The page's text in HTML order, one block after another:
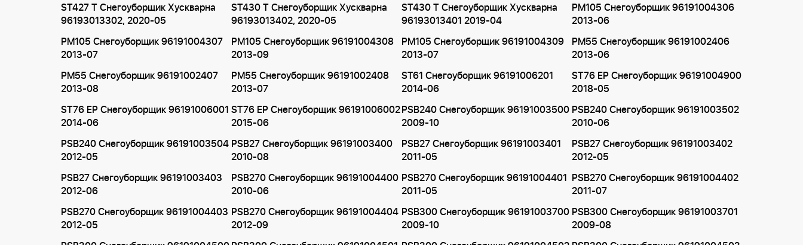
ST427 T Снегоуборщик Хускварна
96193013302, 2020-05
ST430 T Снегоуборщик Хускварна
96193013402, 2020-05
ST430 T Снегоуборщик Хускварна
96193013401 2019-04
PM105 Снегоуборщик 96191004306
2013-06
PM105 Снегоуборщик 96191004307
2013-07
PM105 Снегоуборщик 96191004308
2013-09
PM105 Снегоуборщик 96191004309
2013-07
PM55 Снегоуборщик 96191002406
2013-06
PM55 Снегоуборщик 96191002407
2013-08
PM55 Снегоуборщик 96191002408
2013-07
ST61 Снегоуборщик 96191006201
2014-06
ST76 EP Снегоуборщик 96191004900
2018-05
ST76 EP Снегоуборщик 96191006001
2014-06
ST76 EP Снегоуборщик 96191006002
2015-06
PSB240 Снегоуборщик 96191003500
2009-10
PSB240 Снегоуборщик 96191003502
2010-06
PSB240 Снегоуборщик 96191003504
2012-05
PSB27 Снегоуборщик 96191003400
2010-08
PSB27 Снегоуборщик 96191003401
2011-05
PSB27 Снегоуборщик 96191003402
2012-05
PSB27 Снегоуборщик 96191003403
2012-06
PSB270 Снегоуборщик 96191004400
2010-06
PSB270 Снегоуборщик 96191004401
2011-05
PSB270 Снегоуборщик 96191004402
2011-07
PSB270 Снегоуборщик 96191004403
2012-05
PSB270 Снегоуборщик 96191004404
2012-09
PSB300 Снегоуборщик 96191003700
2009-10
PSB300 Снегоуборщик 96191003701
2009-08